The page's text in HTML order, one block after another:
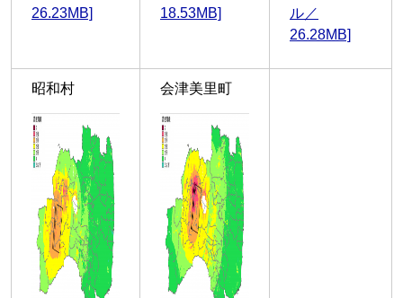
26.23MB]
18.53MB]
ル／
26.28MB]
昭和村 会津美里町